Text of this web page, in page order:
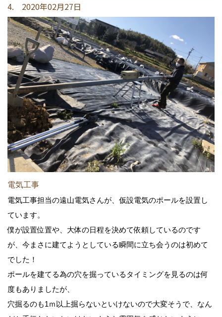
4. 2020年02月27日
電気工事
電気工事担当の遠山電気さんが、仮設電気のポールを設置し
ています。
僕が設置位置や、大体の日程を決めて依頼しているのです
が、今まさに建てようとしている瞬間に立ち会うのは初めて
でした！
ポールを建てる為の穴を掘っているタイミングを見るのは何
度もありましたが、
穴掘るのも1ｍ以上掘らないといけないので大変そうで、なん